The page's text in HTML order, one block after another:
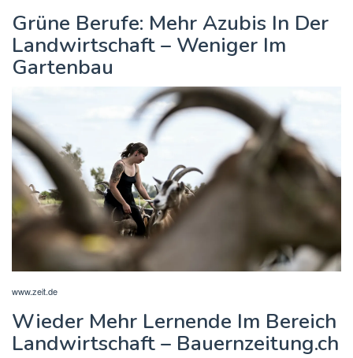
Grüne Berufe: Mehr Azubis In Der
Landwirtschaft – Weniger Im
Gartenbau
www.zeit.de
Wieder Mehr Lernende Im Bereich
Landwirtschaft – Bauernzeitung.ch